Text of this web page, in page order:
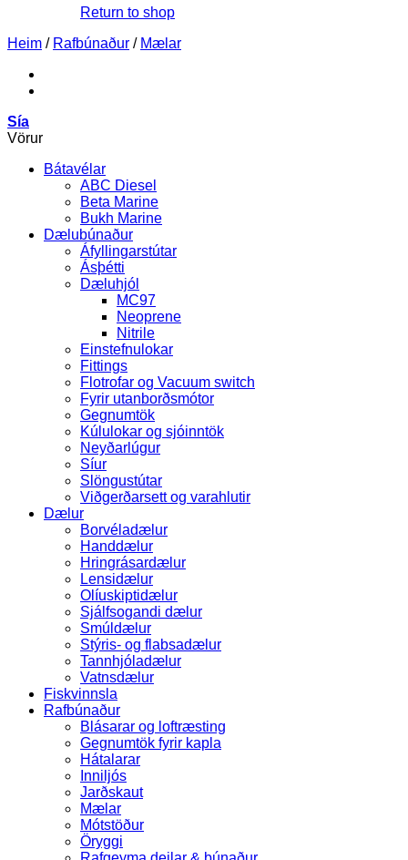
Return to shop
Heim / Rafbúnaður / Mælar
Sía
Vörur
Bátavélar
ABC Diesel
Beta Marine
Bukh Marine
Dælubúnaður
Áfyllingarstútar
Ásþétti
Dæluhjól
MC97
Neoprene
Nitrile
Einstefnulokar
Fittings
Flotrofar og Vacuum switch
Fyrir utanborðsmótor
Gegnumtök
Kúlulokar og sjóinntök
Neyðarlúgur
Síur
Slöngustútar
Viðgerðarsett og varahlutir
Dælur
Borvéladælur
Handdælur
Hringrásardælur
Lensidælur
Olíuskiptidælur
Sjálfsogandi dælur
Smúldælur
Stýris- og flabsadælur
Tannhjóladælur
Vatnsdælur
Fiskvinnsla
Rafbúnaður
Blásarar og loftræsting
Gegnumtök fyrir kapla
Hátalarar
Inniljós
Jarðskaut
Mælar
Mótstöður
Öryggi